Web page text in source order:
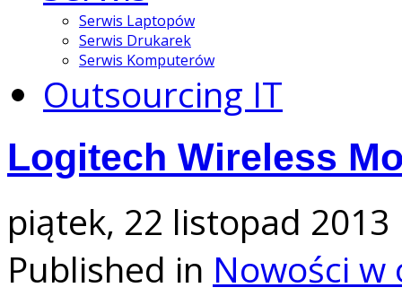
Serwis Laptopów
Serwis Drukarek
Serwis Komputerów
Outsourcing IT
Logitech Wireless
piątek, 22 listopad 2013
Published in Nowości w